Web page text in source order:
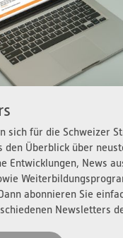
sich für die Schweizer
den Überblick über
Entwicklungen, News
abonnieren Sie
Newsletters